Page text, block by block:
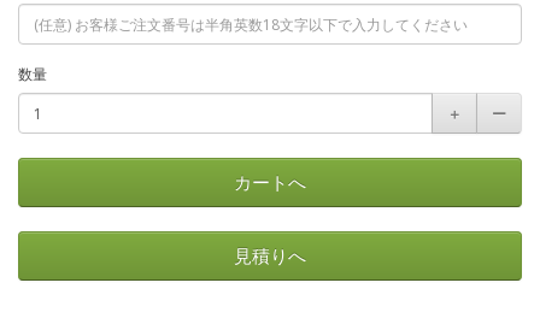
数量
＋
ー
カートへ
見積りへ